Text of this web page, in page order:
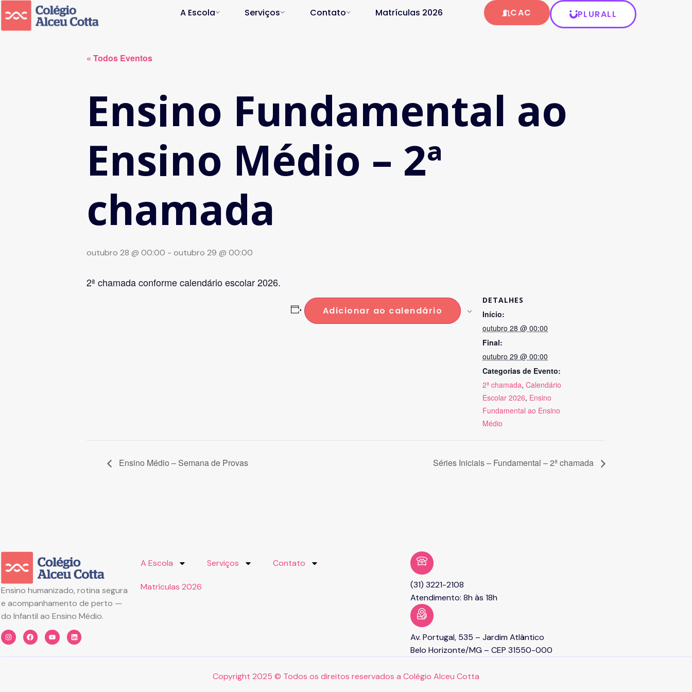
A Escola Serviços Contato Matrículas 2026 CAC PLURALL
« Todos Eventos
Ensino Fundamental ao
Ensino Médio – 2ª
chamada
outubro 28 @ 00:00 - outubro 29 @ 00:00
2ª chamada conforme calendário escolar 2026.
Adicionar ao calendário
DETALHES
Início:
outubro 28 @ 00:00
Final:
outubro 29 @ 00:00
Categorias de Evento:
2ª chamada,Calendário
Escolar 2026, Ensino
Fundamental ao Ensino
Médio
Ensino Médio – Semana de Provas Séries Iniciais – Fundamental – 2ª chamada
Ensino humanizado, rotina segura
e acompanhamento de perto —
do Infantil ao Ensino Médio.
A Escola Serviços Contato
Matrículas 2026
(31) 3221-2108
Atendimento: 8h às 18h
Av. Portugal, 535 – Jardim Atlântico
Belo Horizonte/MG – CEP 31550-000
Copyright 2025 © Todos os direitos reservados a Colégio Alceu Cotta